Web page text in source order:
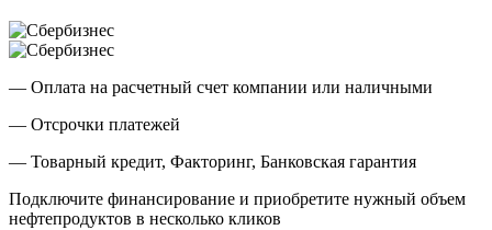
— Оплата на расчетный счет компании или наличными
— Отсрочки платежей
— Товарный кредит, Факторинг, Банковская гарантия
Подключите финансирование и приобретите нужный объем
нефтепродуктов в несколько кликов